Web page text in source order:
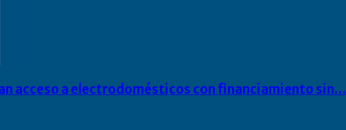
acceso a electrodomésticos con financiamiento sin…